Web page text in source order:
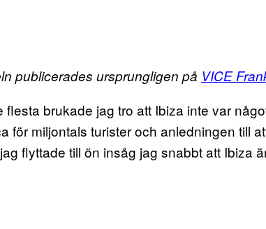
publicerades ursprungligen på VICE
flesta brukade jag tro att Ibiza inte var
för miljontals turister och anledningen till
flyttade till ön insåg jag snabbt att Ibiza